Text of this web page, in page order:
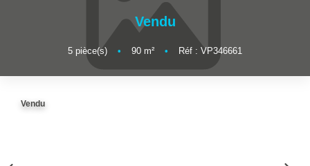
Qui Sommes Nous
Vendu
5 pièce(s) • 90 m² • Réf : VP346661
Vendu